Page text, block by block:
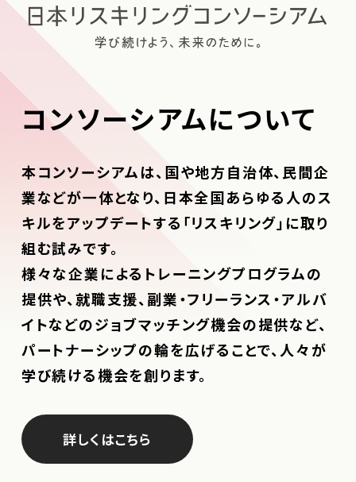
コンソーシアムについて
本コンソーシアムは、国や地方自治体、民間企
業などが一体となり、日本全国あらゆる人のス
キルをアップデートする「リスキリング」に取り
組む試みです。
様々な企業によるトレーニングプログラムの
提供や、就職支援、副業・フリーランス・アルバ
イトなどのジョブマッチング機会の提供など、
パートナーシップの輪を広げることで、人々が
学び続ける機会を創ります。
詳しくはこちら